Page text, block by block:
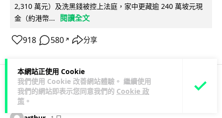
本網站正使用 Cookie
我們使用 Cookie 改善網站體驗。 繼續使用
我們的網站即表示您同意我們的 Cookie 政
策 。
2,310 萬元）及洗黑錢被控上法庭，家中更藏逾 240 萬坡元現
金（約港幣...
閱讀全文
918 580 ↗ 分享
人工智能